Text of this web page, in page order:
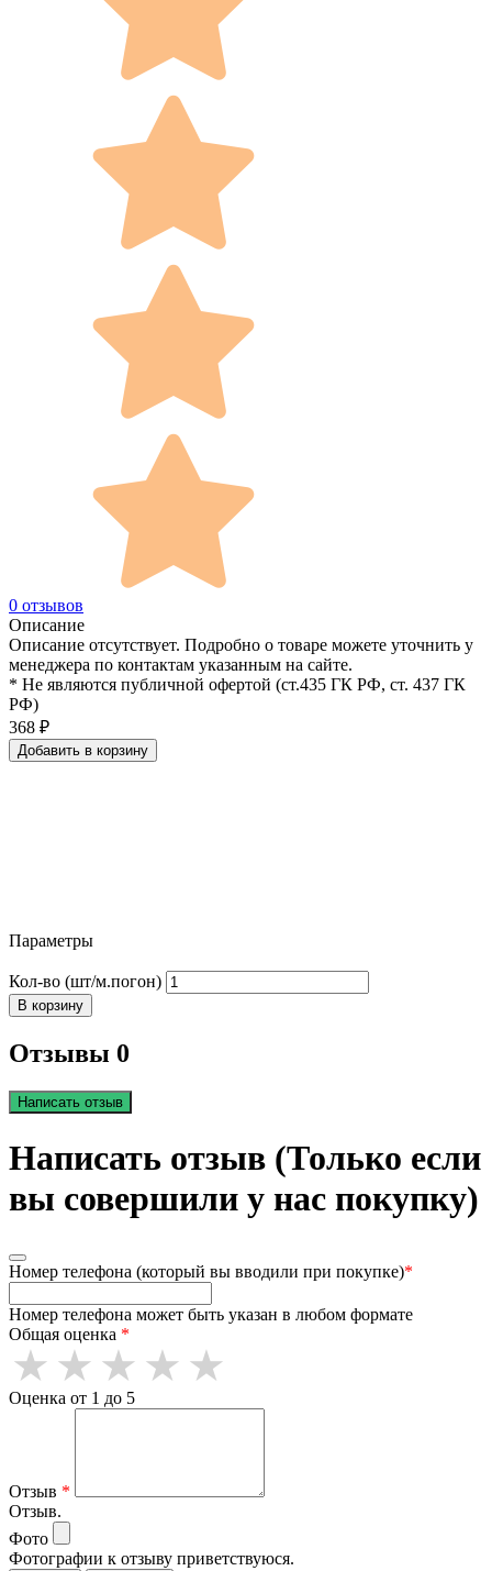
0 отзывов
Описание
Описание отсутствует. Подробно о товаре можете уточнить у
менеджера по контактам указанным на сайте.
* Не являются публичной офертой (ст.435 ГК РФ, cт. 437 ГК
РФ)
368 ₽
Добавить в корзину
Параметры
Кол-во (шт/м.погон)
В корзину
Отзывы 0
Написать отзыв
Написать отзыв (Только если
вы совершили у нас покупку)
Номер телефона (который вы вводили при покупке)*
Номер телефона может быть указан в любом формате
Общая оценка *
Оценка от 1 до 5
Отзыв *
Отзыв.
Фото
Фотографии к отзыву приветствуюся.